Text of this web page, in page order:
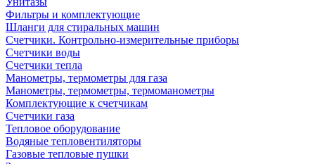
Фильтры и комплектующие
Шланги для стиральных машин
Счетчики. Контрольно-измерительные приборы
Счетчики воды
Счетчики тепла
Манометры, термометры для газа
Манометры, термометры, термоманометры
Комплектующие к счетчикам
Счетчики газа
Тепловое оборудование
Водяные тепловентиляторы
Газовые тепловые пушки